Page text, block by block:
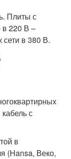
Плиты с
в 220 В –
в 380 В.
с
в
(Hansa, Веко,